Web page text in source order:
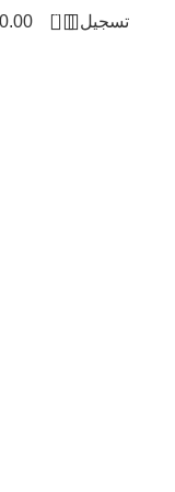
تسجيل 0
0.00